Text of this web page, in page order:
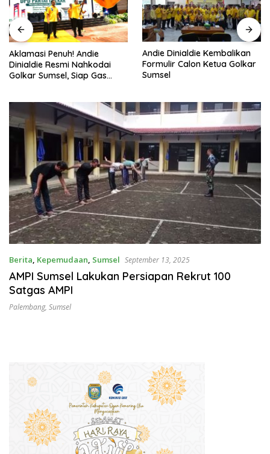
Aklamasi Penuh! Andie
Dinialdie Resmi Nahkodai
Golkar Sumsel, Siap Gas
Andie Dinialdie Kembalikan
Formulir Calon Ketua Golkar
Sumsel
Berita, Kepemudaan, Sumsel September 13, 2025
AMPI Sumsel Lakukan Persiapan Rekrut 100
Satgas AMPI
Palembang, Sumsel